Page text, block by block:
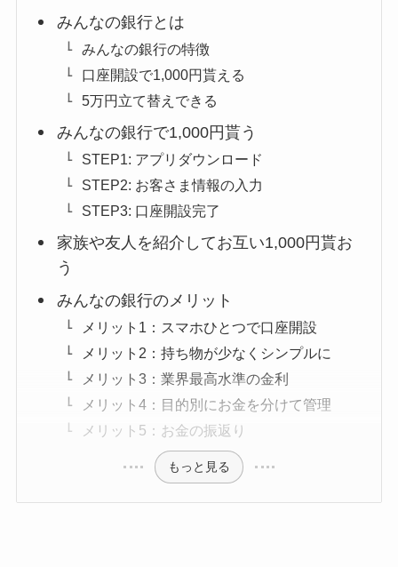
みんなの銀行とは
みんなの銀行の特徴
口座開設で1,000円貰える
5万円立て替えできる
みんなの銀行で1,000円貰う
STEP1: アプリダウンロード
STEP2: お客さま情報の入力
STEP3: 口座開設完了
家族や友人を紹介してお互い1,000円貰お
う
みんなの銀行のメリット
メリット1：スマホひとつで口座開設
メリット2：持ち物が少なくシンプルに
メリット3：業界最高水準の金利
メリット4：目的別にお金を分けて管理
メリット5：お金の振返り
もっと見る